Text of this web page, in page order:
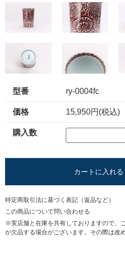
型番 ry-0004fc
価格 15,950円(税込)
購入数
カートに入れる
特定商取引法に基づく表記（返品など）
この商品について問い合わせる
※実店舗と在庫を共有しておりますので、
が欠品する場合がございます。その際は改